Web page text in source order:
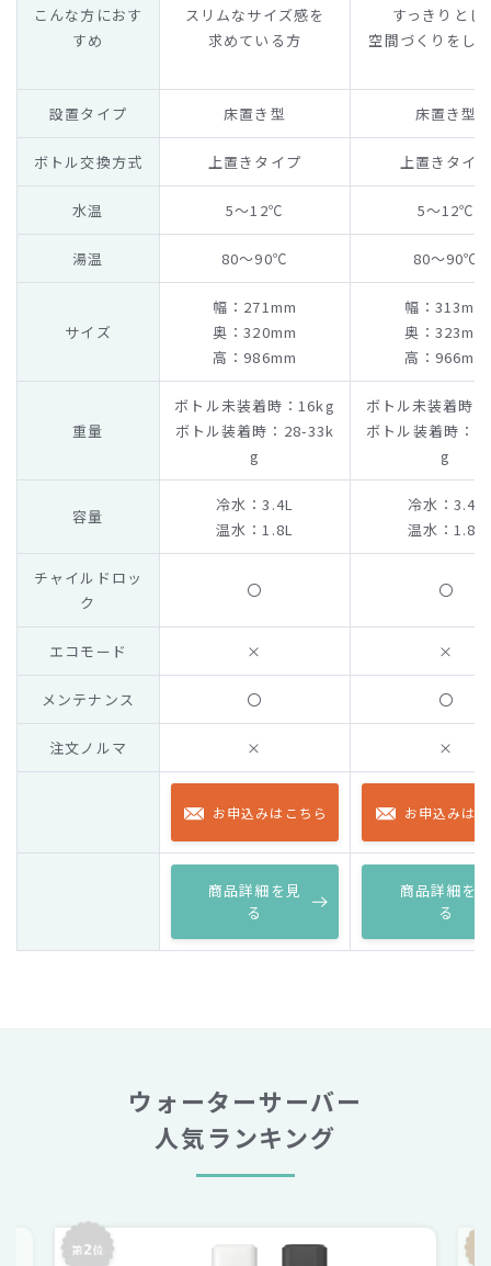
こんな方におす
すめ
スリムなサイズ感を
求めている方
すっきりとし
空間づくりをし
設置タイプ 床置き型 床置き型
ボトル交換方式 上置きタイプ 上置きタイ
水温 5～12℃ 5～12℃
湯温 80～90℃ 80～90℃
サイズ
幅：271mm
奥：320mm
高：986mm
幅：313mm
奥：323mm
高：966mm
重量
ボトル未装着時：16kg
ボトル装着時：28-33k
g
ボトル未装着時
ボトル装着時：
g
容量
冷水：3.4L
温水：1.8L
冷水：3.4L
温水：1.8L
チャイルドロッ
ク
〇 〇
エコモード × ×
メンテナンス 〇 〇
注文ノルマ × ×
お申込みはこちら お申込みは
商品詳細を見
る
商品詳細を
る
ウォーターサーバー
人気ランキング